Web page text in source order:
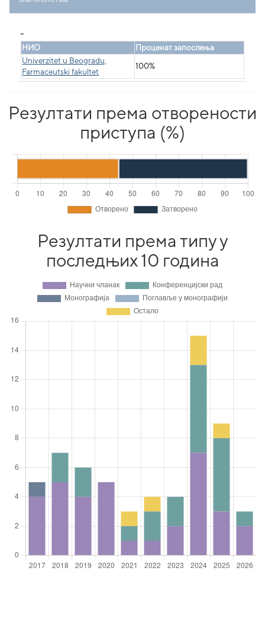
НИО
Проценат запослења
Univerzitet u Beogradu,
Farmaceutski fakultet
100%
Резултати према отворености
приступа (%)
Резултати према типу у
последњих 10 година